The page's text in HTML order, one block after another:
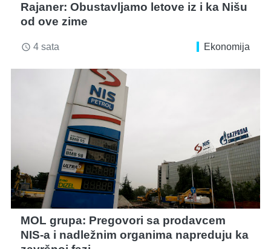
Rajaner: Obustavljamo letove iz i ka Nišu
od ove zime
access_time 4 sata Ekonomija
MOL grupa: Pregovori sa prodavcem
NIS-a i nadležnim organima napreduju ka